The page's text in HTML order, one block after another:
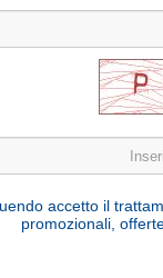
accetto il
promozionali,
Collane libri
di